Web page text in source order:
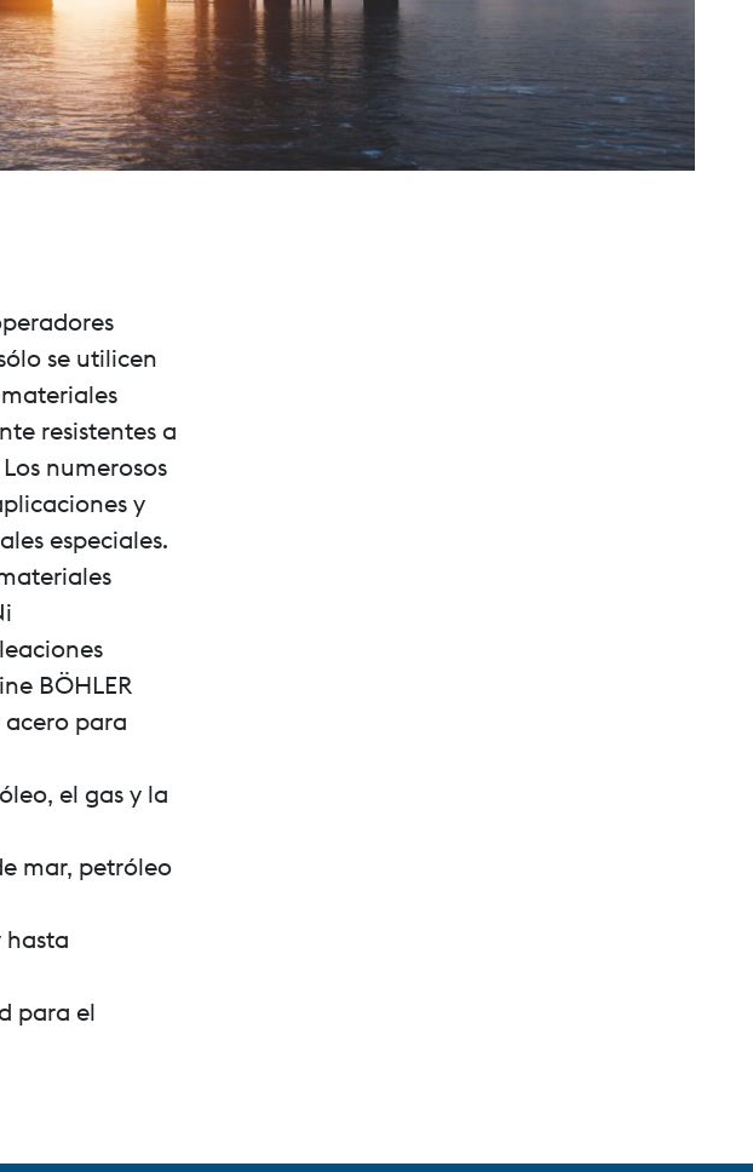
se utilicen
resistentes a
numerosos
y
especiales.
BÖHLER
para
el gas y la
mar, petróleo
hasta
para el
Andorra 59-61 (Pol. Ind. Can Calderon)